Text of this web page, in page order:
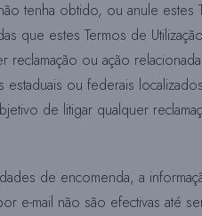
tenha obtido, ou anule
que estes Termos de
ou ação
ou federais
de litigar qualquer
de encomenda, a
e-mail não são efectivas até